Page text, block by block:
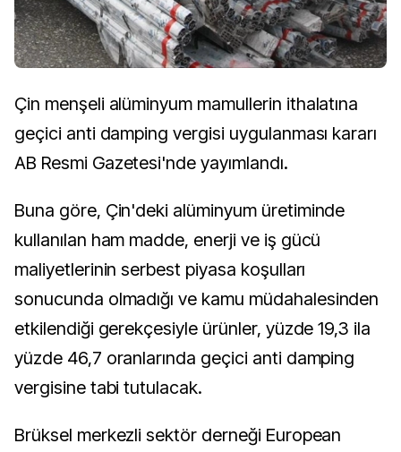
Çin menşeli alüminyum mamullerin ithalatına
geçici anti damping vergisi uygulanması kararı
AB Resmi Gazetesi'nde yayımlandı.
Buna göre, Çin'deki alüminyum üretiminde
kullanılan ham madde, enerji ve iş gücü
maliyetlerinin serbest piyasa koşulları
sonucunda olmadığı ve kamu müdahalesinden
etkilendiği gerekçesiyle ürünler, yüzde 19,3 ila
yüzde 46,7 oranlarında geçici anti damping
vergisine tabi tutulacak.
Brüksel merkezli sektör derneği European